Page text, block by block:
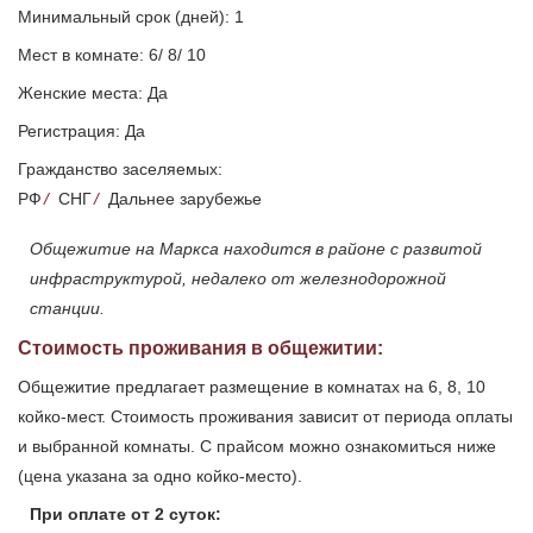
Минимальный срок (дней): 1
Мест в комнате: 6/ 8/ 10
Женские места: Да
Регистрация: Да
Гражданство заселяемых:
РФ/ СНГ/ Дальнее зарубежье
Общежитие на Маркса находится в районе с развитой
инфраструктурой, недалеко от железнодорожной
станции.
Стоимость проживания в общежитии:
Общежитие предлагает размещение в комнатах на 6, 8, 10
койко-мест. Стоимость проживания зависит от периода оплаты
и выбранной комнаты. С прайсом можно ознакомиться ниже
(цена указана за одно койко-место).
При оплате от 2 суток: